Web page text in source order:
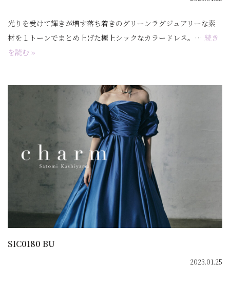
光りを受けて輝きが増す落ち着きのグリーンラグジュアリーな素
材を１トーンでまとめ上げた極上シックなカラードレス。… 続き
を読む »
SIC0180 BU
2023.01.25